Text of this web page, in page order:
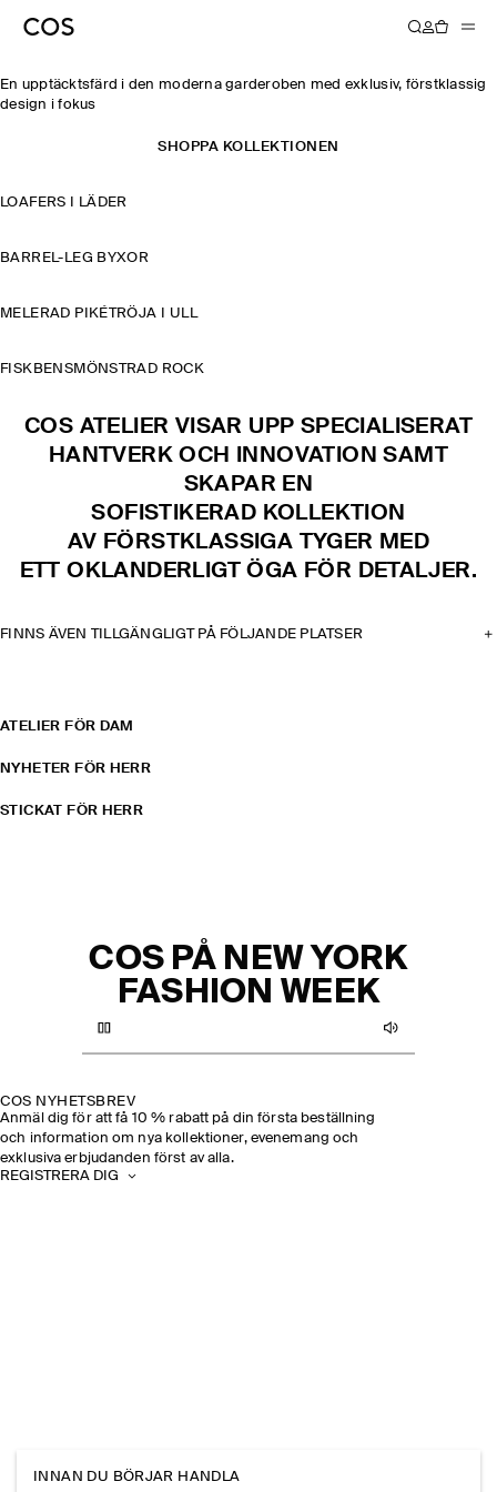
En upptäcktsfärd i den moderna garderoben med exklusiv, förstklassig
design i fokus
SHOPPA KOLLEKTIONEN
LOAFERS I LÄDER
BARREL-LEG BYXOR
MELERAD PIKÉTRÖJA I ULL
FISKBENSMÖNSTRAD ROCK
COS ATELIER VISAR UPP SPECIALISERAT
HANTVERK OCH INNOVATION SAMT
SKAPAR EN
SOFISTIKERAD KOLLEKTION
AV FÖRSTKLASSIGA TYGER MED
ETT OKLANDERLIGT ÖGA FÖR DETALJER.
FINNS ÄVEN TILLGÄNGLIGT PÅ FÖLJANDE PLATSER
ATELIER FÖR DAM
NYHETER FÖR HERR
STICKAT FÖR HERR
COS PÅ NEW YORK
FASHION WEEK
COS NYHETSBREV
Anmäl dig för att få 10 % rabatt på din första beställning
och information om nya kollektioner, evenemang och
exklusiva erbjudanden först av alla.
REGISTRERA DIG
INNAN DU BÖRJAR HANDLA